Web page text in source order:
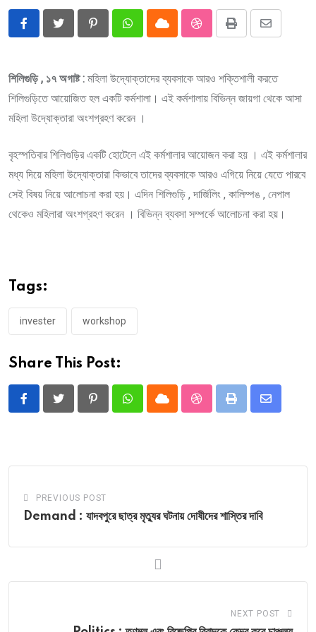
PinterestWhatsappCloud StumbleUpon
Print
Share
শিলিগুড়ি , ১৭ অগাষ্ট : মহিলা উদ্যোক্তাদের ব্যবসাকে আরও শক্তিশালী করতে
শিলিগুড়িতে আয়োজিত হল একটি কর্মশালা। এই কর্মশালায় বিভিন্ন জায়গা থেকে আসা
মহিলা উদ্যোক্তারা অংশগ্রহণ করেন ।
বৃহস্পতিবার শিলিগুড়ির একটি হোটেলে এই কর্মশালার আয়োজন করা হয় । এই কর্মশালার
মধ্য দিয়ে মহিলা উদ্যোক্তারা কিভাবে তাদের ব্যবসাকে আরও এগিয়ে নিয়ে যেতে পারবে
সেই বিষয় নিয়ে আলোচনা করা হয়। এদিন শিলিগুড়ি , দার্জিলিং , কালিম্পঙ , নেপাল
থেকেও মহিলারা অংশগ্রহণ করেন । বিভিন্ন ব্যবসা সম্পর্কে আলোচনা করা হয়।
Tags:
invester workshop
Share This Post:
PinterestWhatsappCloud StumbleUpon
Print
Share
PREVIOUS POST
Demand : যাদবপুরে ছাত্র মৃত্যুর ঘটনায় দোষীদের শাস্তির দাবি
NEXT POST